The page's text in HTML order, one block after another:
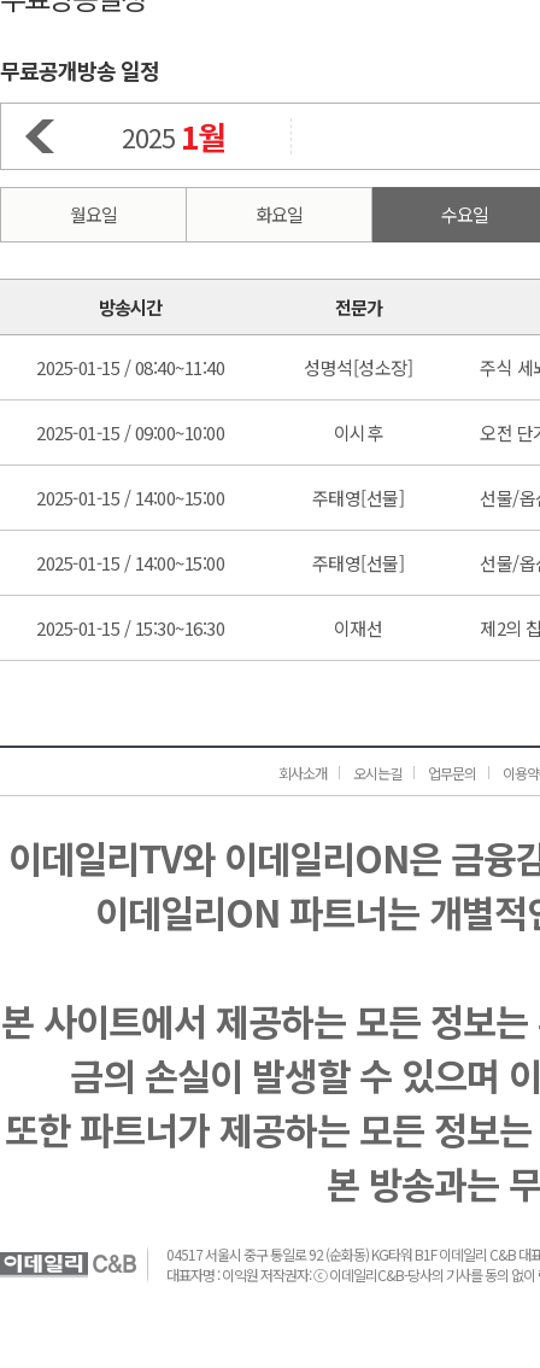
무료공개방송 일정
2025 1월
월요일 화요일 수요일
방송시간 전문가
2025-01-15 / 08:40~11:40 성명석[성소장] 주식 세
2025-01-15 / 09:00~10:00 이시후 오전 단
2025-01-15 / 14:00~15:00 주태영[선물] 선물/옵
2025-01-15 / 14:00~15:00 주태영[선물] 선물/옵
2025-01-15 / 15:30~16:30 이재선 제2의
회사소개 오시는길 업무문의 이용
이데일리TV와 이데일리ON은 금융
이데일리ON 파트너는 개별
본 사이트에서 제공하는 모든 정보
금의 손실이 발생할 수 있으며
또한 파트너가 제공하는 모든 정보
본 방송과는
04517 서울시 중구 통일로 92 (순화동) KG타워 B1F 이데일리 C&B
대표자명 : 이익원 저작권자: ⓒ 이데일리C&B-당사의 기사를 동의 없